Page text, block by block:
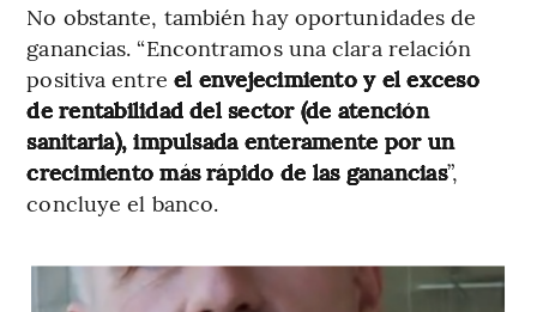
No obstante, también hay oportunidades de
ganancias. “Encontramos una clara relación
positiva entre el envejecimiento y el exceso
de rentabilidad del sector (de atención
sanitaria), impulsada enteramente por un
crecimiento más rápido de las ganancias”,
concluye el banco.